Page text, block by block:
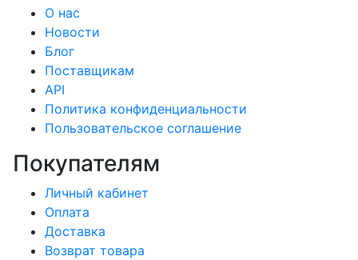
О нас
Новости
Блог
Поставщикам
API
Политика конфиденциальности
Пользовательское соглашение
Покупателям
Личный кабинет
Оплата
Доставка
Возврат товара